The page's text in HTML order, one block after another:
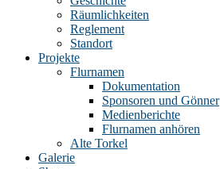
Räumlichkeiten
Reglement
Standort
Projekte
Flurnamen
Dokumentation
Sponsoren und Gönner
Medienberichte
Flurnamen anhören
Alte Torkel
Galerie